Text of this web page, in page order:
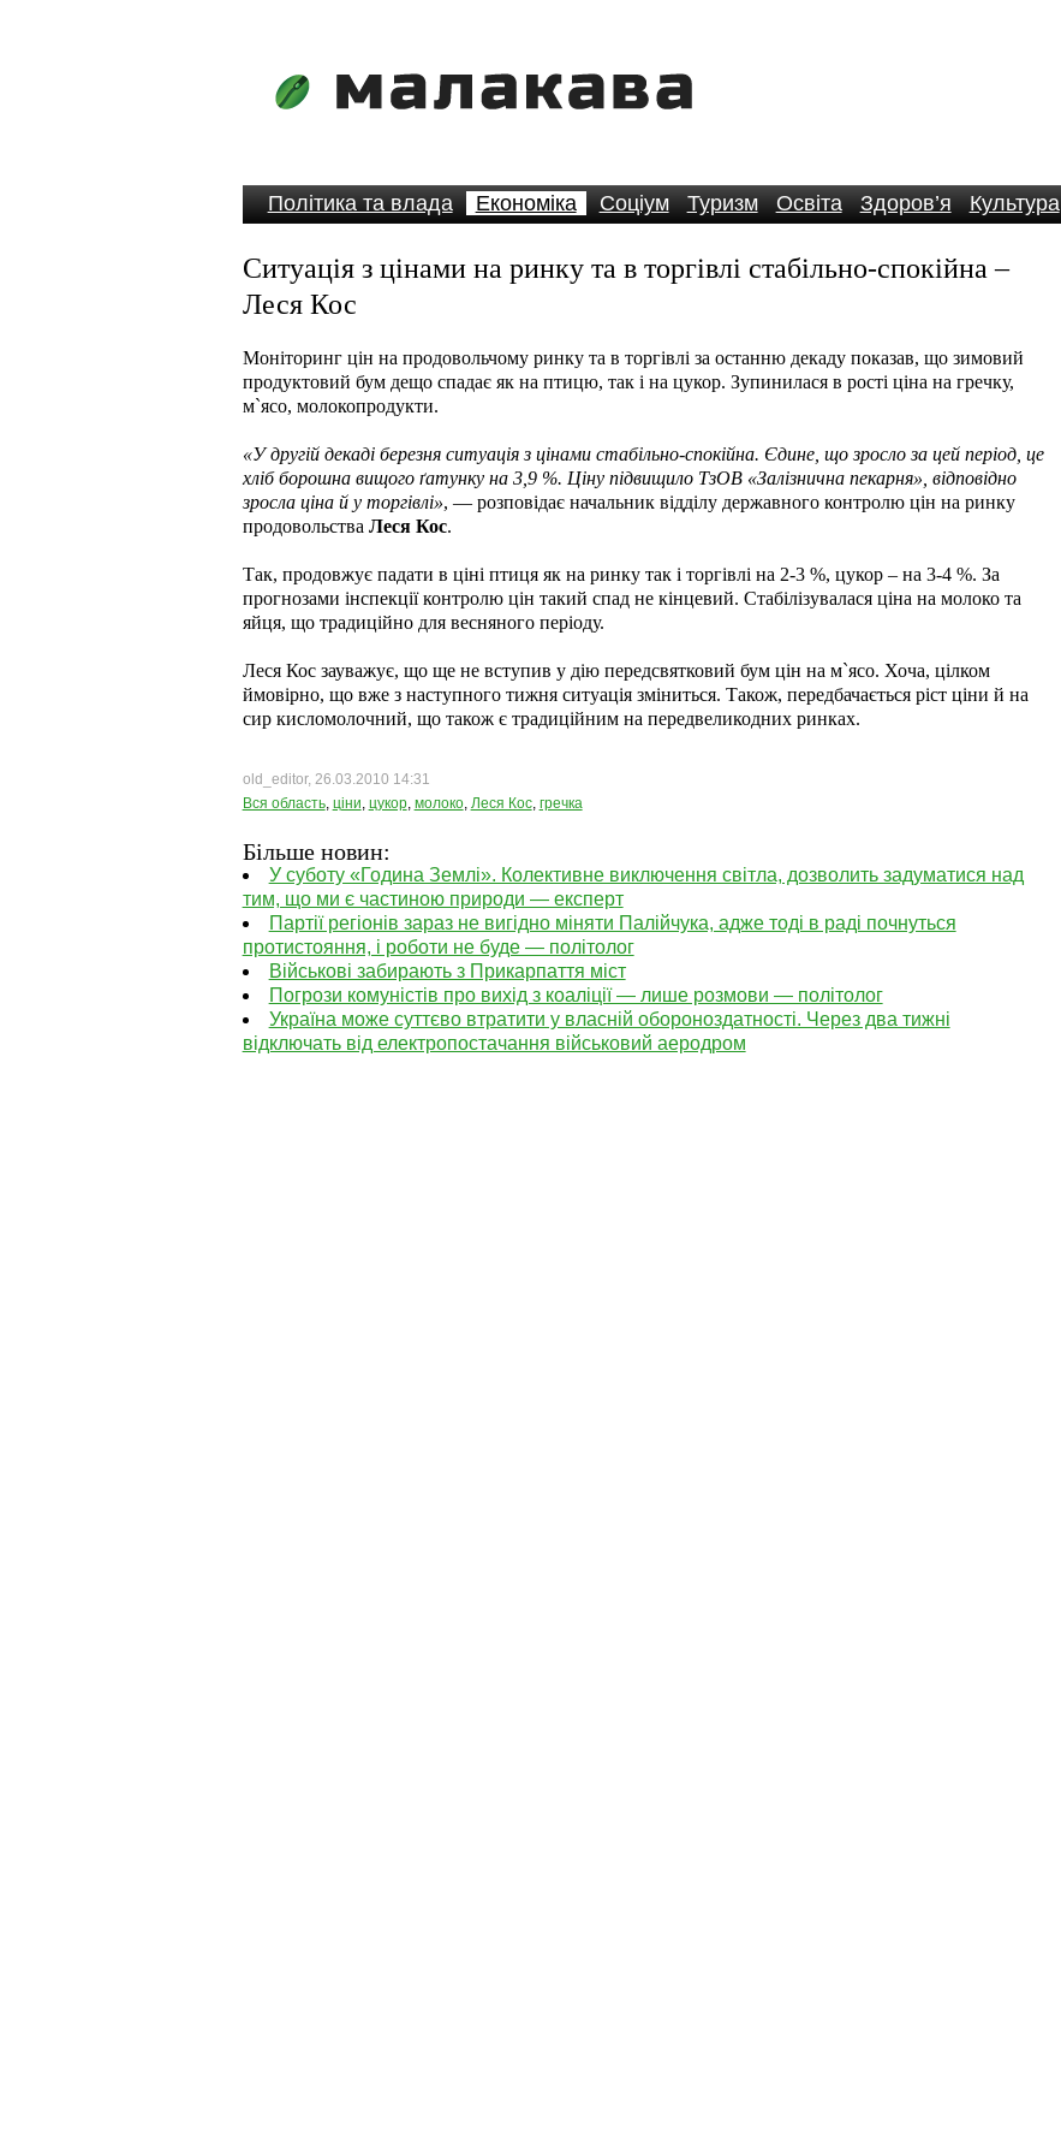
Політика та влада Економіка Соціум Туризм Освіта Здоров’я Культура
Ситуація з цінами на ринку та в торгівлі стабільно-спокійна –
Леся Кос
Моніторинг цін на продовольчому ринку та в торгівлі за останню декаду показав, що зимовий
продуктовий бум дещо спадає як на птицю, так і на цукор. Зупинилася в рості ціна на гречку,
м`ясо, молокопродукти.
«У другій декаді березня ситуація з цінами стабільно-спокійна. Єдине, що зросло за цей період, це
хліб борошна вищого ґатунку на 3,9 %. Ціну підвищило ТзОВ «Залізнична пекарня», відповідно
зросла ціна й у торгівлі», — розповідає начальник відділу державного контролю цін на ринку
продовольства Леся Кос.
Так, продовжує падати в ціні птиця як на ринку так і торгівлі на 2-3 %, цукор – на 3-4 %. За
прогнозами інспекції контролю цін такий спад не кінцевий. Стабілізувалася ціна на молоко та
яйця, що традиційно для весняного періоду.
Леся Кос зауважує, що ще не вступив у дію передсвятковий бум цін на м`ясо. Хоча, цілком
ймовірно, що вже з наступного тижня ситуація зміниться. Також, передбачається ріст ціни й на
сир кисломолочний, що також є традиційним на передвеликодних ринках.
old_editor, 26.03.2010 14:31
Вся область, ціни, цукор, молоко, Леся Кос, гречка
Більше новин:
У суботу «Година Землі». Колективне виключення світла, дозволить задуматися над
тим, що ми є частиною природи — експерт
Партії регіонів зараз не вигідно міняти Палійчука, адже тоді в раді почнуться
протистояння, і роботи не буде — політолог
Військові забирають з Прикарпаття міст
Погрози комуністів про вихід з коаліції — лише розмови — політолог
Україна може суттєво втратити у власній обороноздатності. Через два тижні
відключать від електропостачання військовий аеродром